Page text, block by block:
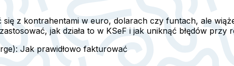
z kontrahentami w euro, dolarach czy funtach, ale
jak działa to w KSeF i jak uniknąć błędów
Jak prawidłowo fakturować